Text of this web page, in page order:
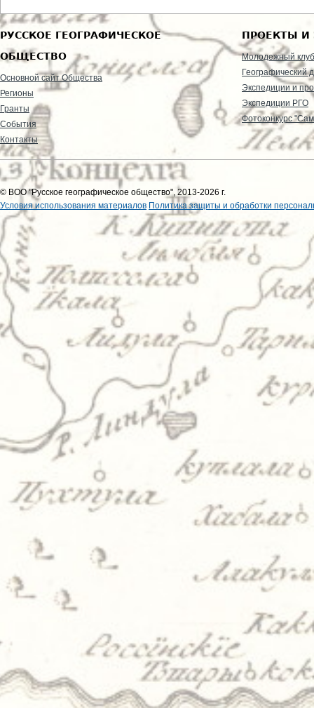
РУССКОЕ ГЕОГРАФИЧЕСКОЕ
ОБЩЕСТВО
Основной сайт Общества
Регионы
Гранты
События
Контакты
ПРОЕКТЫ И
Молодежный клуб
Географический
Экспедиции и
Экспедиции РГО
Фотоконкурс
© ВОО "Русское географическое общество", 2013-2026 г.
Условия использования материалов Политика защиты и обработки